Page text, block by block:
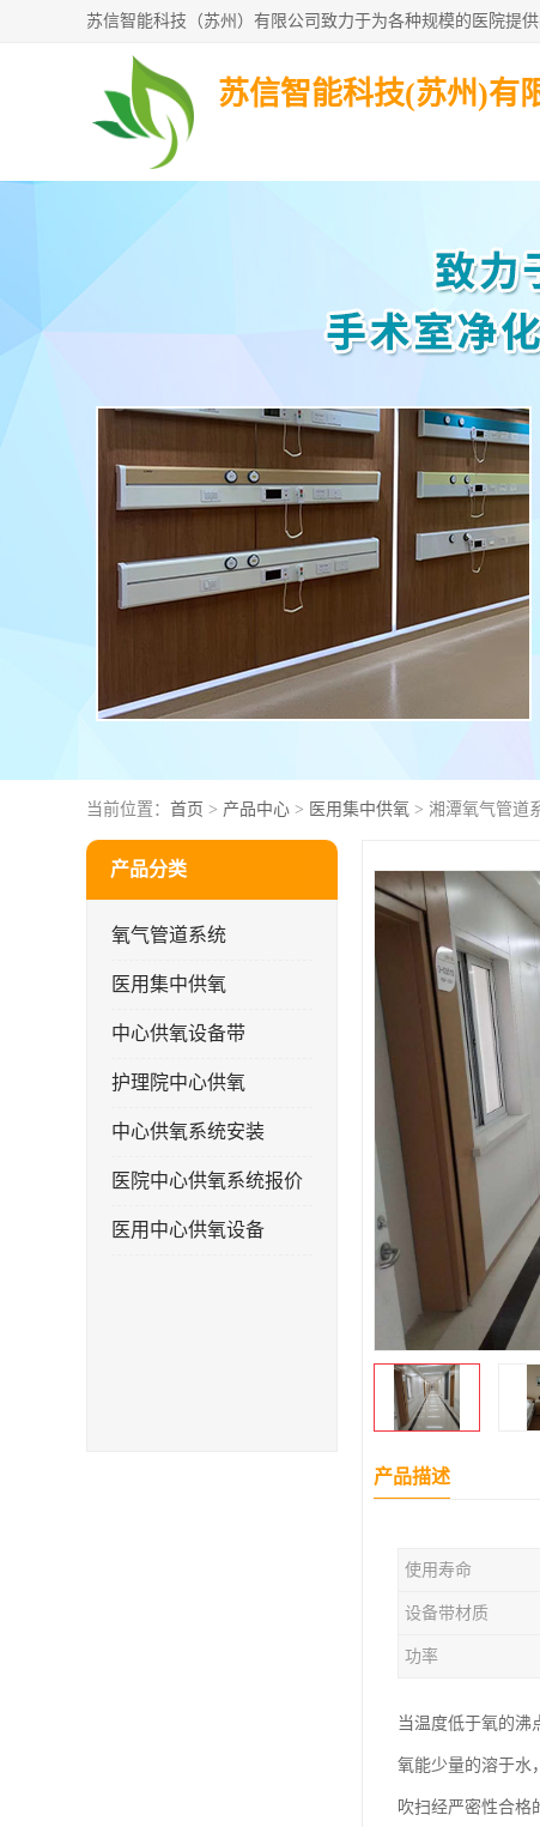
苏信智能科技(苏州)有
当前位置： 首页 > 产品中心 > 医用集中供氧 > 湘潭氧气管道
产品分类
氧气管道系统
医用集中供氧
中心供氧设备带
护理院中心供氧
中心供氧系统安装
医院中心供氧系统报价
医用中心供氧设备
产品描述
使用寿命
设备带材质
功率
当温度低于氧的沸
氧能少量的溶于水
吹扫经严密性合格